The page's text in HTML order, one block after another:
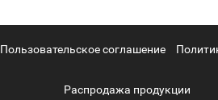
Пользовательское соглашение
Распродажа продукции